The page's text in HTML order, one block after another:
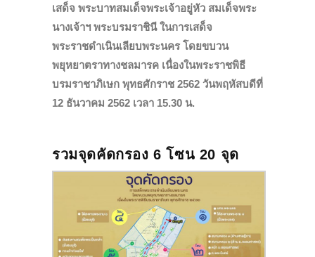
เสด็จ พระบาทสมเด็จพระเจ้าอยู่หัว สมเด็จพระ
นางเจ้าฯ พระบรมราชินี ในการเสด็จ
พระราชดำเนินเลียบพระนคร โดยขบวน
พยุหยาตราทางชลมารค เนื่องในพระราชพิธี
บรมราชาภิเษก พุทธศักราช 2562 วันพฤหัสบดีที่
12 ธันวาคม 2562 เวลา 15.30 น.
รวมจุดคัดกรอง 6 โซน 20 จุด